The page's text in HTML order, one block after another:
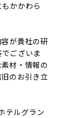
かかわら
が貴社の研
ございま
材・情報の
のお引き立
テルグラン